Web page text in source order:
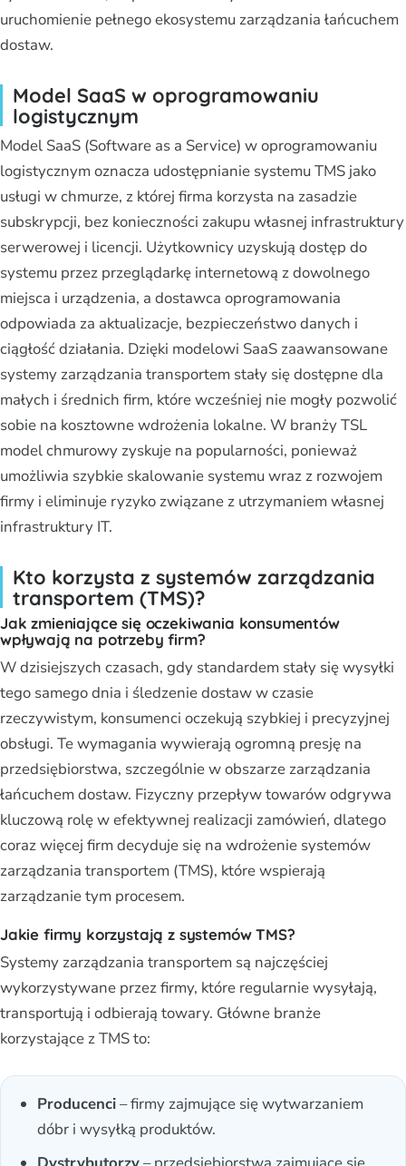
uruchomienie pełnego ekosystemu zarządzania łańcuchem
dostaw.
Model SaaS w oprogramowaniu
logistycznym
Model SaaS (Software as a Service) w oprogramowaniu
logistycznym oznacza udostępnianie systemu TMS jako
usługi w chmurze, z której firma korzysta na zasadzie
subskrypcji, bez konieczności zakupu własnej infrastruktury
serwerowej i licencji. Użytkownicy uzyskują dostęp do
systemu przez przeglądarkę internetową z dowolnego
miejsca i urządzenia, a dostawca oprogramowania
odpowiada za aktualizacje, bezpieczeństwo danych i
ciągłość działania. Dzięki modelowi SaaS zaawansowane
systemy zarządzania transportem stały się dostępne dla
małych i średnich firm, które wcześniej nie mogły pozwolić
sobie na kosztowne wdrożenia lokalne. W branży TSL
model chmurowy zyskuje na popularności, ponieważ
umożliwia szybkie skalowanie systemu wraz z rozwojem
firmy i eliminuje ryzyko związane z utrzymaniem własnej
infrastruktury IT.
Kto korzysta z systemów zarządzania
transportem (TMS)?
Jak zmieniające się oczekiwania konsumentów
wpływają na potrzeby firm?
W dzisiejszych czasach, gdy standardem stały się wysyłki
tego samego dnia i śledzenie dostaw w czasie
rzeczywistym, konsumenci oczekują szybkiej i precyzyjnej
obsługi. Te wymagania wywierają ogromną presję na
przedsiębiorstwa, szczególnie w obszarze zarządzania
łańcuchem dostaw. Fizyczny przepływ towarów odgrywa
kluczową rolę w efektywnej realizacji zamówień, dlatego
coraz więcej firm decyduje się na wdrożenie systemów
zarządzania transportem (TMS), które wspierają
zarządzanie tym procesem.
Jakie firmy korzystają z systemów TMS?
Systemy zarządzania transportem są najczęściej
wykorzystywane przez firmy, które regularnie wysyłają,
transportują i odbierają towary. Główne branże
korzystające z TMS to:
Producenci– firmy zajmujące się wytwarzaniem
dóbr i wysyłką produktów.